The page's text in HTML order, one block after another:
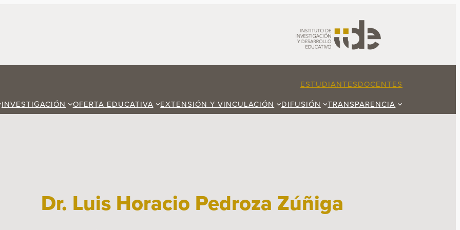
ESTUDIANTESDOCENTES
INVESTIGACIÓN OFERTA EDUCATIVA EXTENSIÓN Y VINCULACIÓN DIFUSIÓN TRANSPARENCIA
Dr. Luis Horacio Pedroza Zúñiga